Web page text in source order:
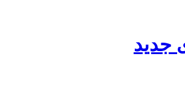
جدید